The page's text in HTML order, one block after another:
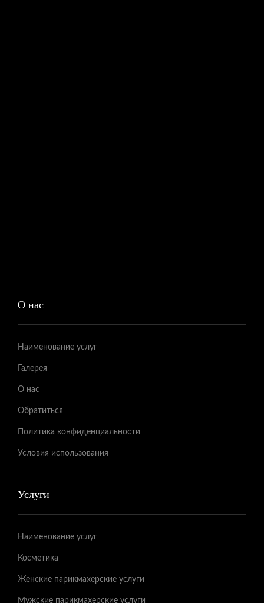
О нас
Наименование услуг
Галерея
О нас
Обратиться
Политика конфиденциальности
Условия использования
Услуги
Наименование услуг
Косметика
Женские парикмахерские услуги
Мужские парикмахерские услуги